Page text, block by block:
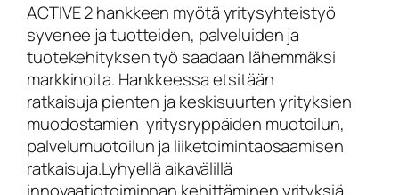
ACTIVE 2 hankkeen myötä yritysyhteistyö
syvenee ja tuotteiden, palveluiden ja
tuotekehityksen työ saadaan lähemmäksi
markkinoita. Hankkeessa etsitään
ratkaisuja pienten ja keskisuurten yrityksien
muodostamien yritysryppäiden muotoilun,
palvelumuotoilun ja liiketoimintaosaamisen
ratkaisuja.Lyhyellä aikavälillä